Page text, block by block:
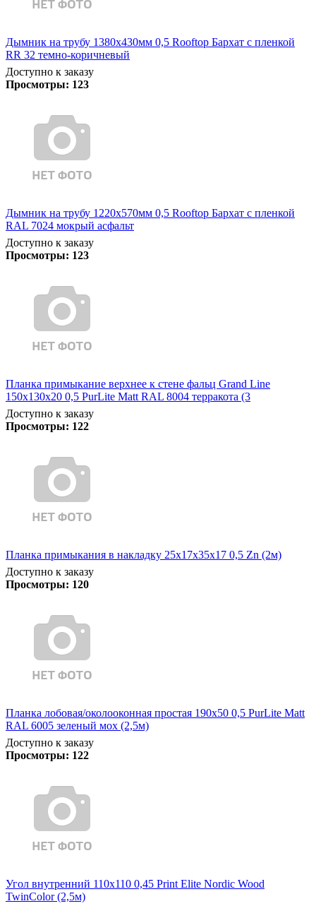
Дымник на трубу 1380х430мм 0,5 Rooftop Бархат с пленкой
RR 32 темно-коричневый
Доступно к заказу
Просмотры: 123
Дымник на трубу 1220х570мм 0,5 Rooftop Бархат с пленкой
RAL 7024 мокрый асфальт
Доступно к заказу
Просмотры: 123
Планка примыкание верхнее к стене фальц Grand Line
150х130х20 0,5 PurLite Matt RAL 8004 терракота (3
Доступно к заказу
Просмотры: 122
Планка примыкания в накладку 25х17х35х17 0,5 Zn (2м)
Доступно к заказу
Просмотры: 120
Планка лобовая/околооконная простая 190х50 0,5 PurLite Matt
RAL 6005 зеленый мох (2,5м)
Доступно к заказу
Просмотры: 122
Угол внутренний 110х110 0,45 Print Elite Nordic Wood
TwinColor (2,5м)